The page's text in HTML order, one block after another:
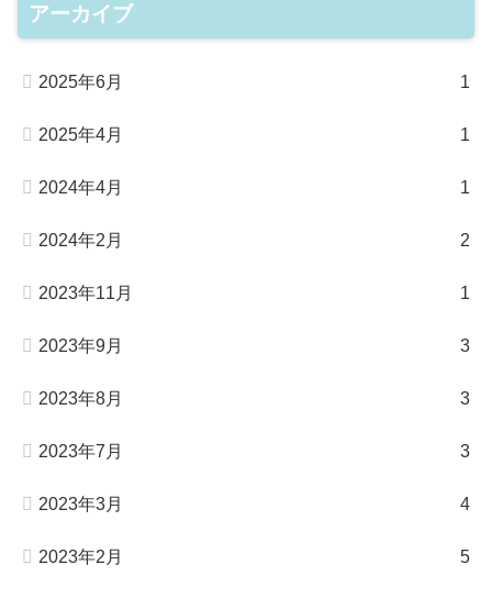
アーカイブ
2025年6月 1
2025年4月 1
2024年4月 1
2024年2月 2
2023年11月 1
2023年9月 3
2023年8月 3
2023年7月 3
2023年3月 4
2023年2月 5